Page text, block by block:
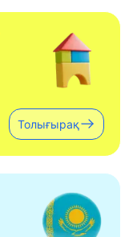
Толығырақ